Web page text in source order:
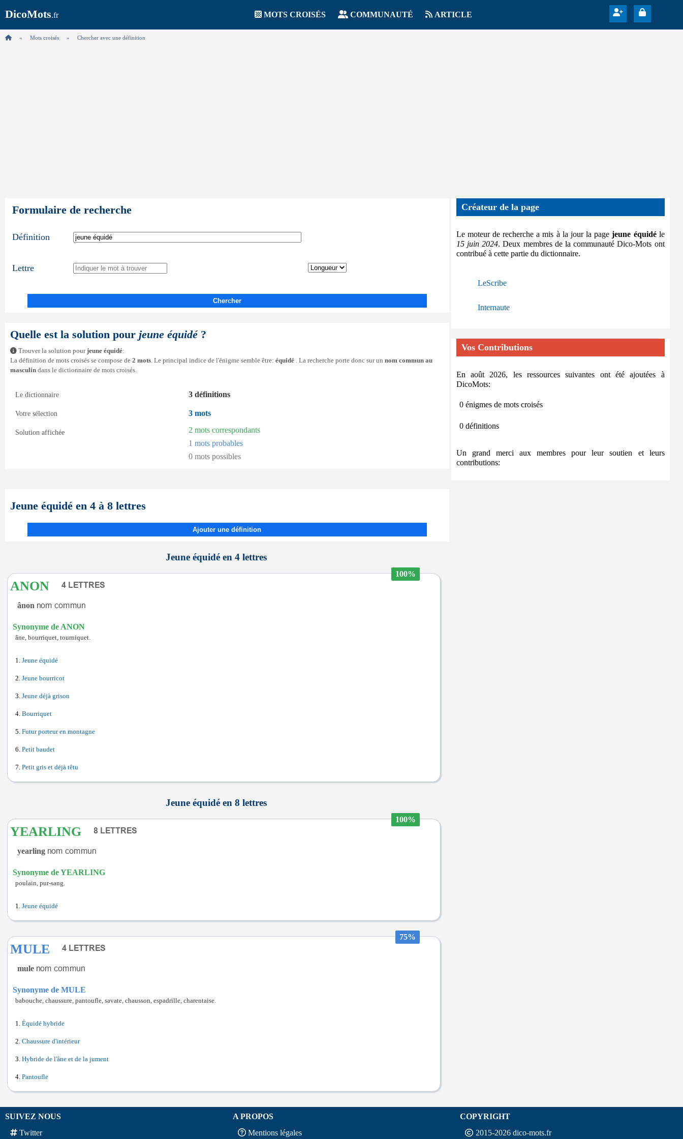
DicoMots.fr MOTS CROISÉS COMMUNAUTÉ ARTICLE
Mots croisés Chercher avec une définition
Formulaire de recherche
Définition
Lettre
Chercher
Quelle est la solution pour jeune équidé?
Trouver la solution pourjeune équidé:
La définition de mots croisés se compose de 2 mots. Le principal indice de l'énigme semble être: équidé . La recherche porte donc sur un nom commun au
masculin dans le dictionnaire de mots croisés.
Le dictionnaire 3 définitions
Votre sélection 3 mots
Solution affichée
2 mots correspondants
1 mots probables
0 mots possibles
Jeune équidé en 4 à 8 lettres
Ajouter une définition
Jeune équidé en 4 lettres
100%
ANON
ânon
Synonyme de ANON
âne, bourriquet, tourniquet.
Jeune équidé
Jeune bourricot
Jeune déjà grison
Bourriquet
Futur porteur en montagne
Petit baudet
Petit gris et déjà têtu
Jeune équidé en 8 lettres
100%
YEARLING
yearling
Synonyme de YEARLING
poulain, pur-sang.
Jeune équidé
75%
MULE
mule
Synonyme de MULE
babouche, chaussure, pantoufle, savate, chausson, espadrille, charentaise.
Équidé hybride
Chaussure d'intérieur
Hybride de l'âne et de la jument
Pantoufle
Créateur de la page
Le moteur de recherche a mis à la jour la pagejeune équidéle
15 juin 2024. Deux membres de la communauté Dico-Mots ont
contribué à cette partie du dictionnaire.
LeScribe
Internaute
Vos Contributions
En août 2026, les ressources suivantes ont été ajoutées à
DicoMots:
0 énigmes de mots croisés
0 définitions
Un grand merci aux membres pour leur soutien et leurs
contributions:
SUIVEZ NOUS
Twitter
A PROPOS
Mentions légales
COPYRIGHT
2015-2026 dico-mots.fr